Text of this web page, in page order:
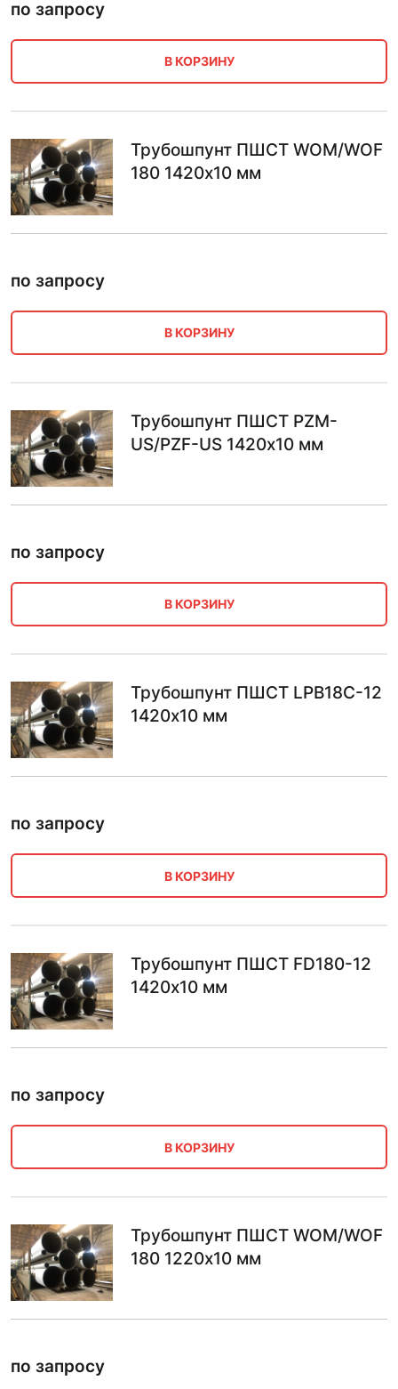
по запросу
В КОРЗИНУ
Трубошпунт ПШСТ WOM/WOF
180 1420х10 мм
по запросу
В КОРЗИНУ
Трубошпунт ПШСТ PZM-
US/PZF-US 1420х10 мм
по запросу
В КОРЗИНУ
Трубошпунт ПШСТ LPB18C-12
1420х10 мм
по запросу
В КОРЗИНУ
Трубошпунт ПШСТ FD180-12
1420х10 мм
по запросу
В КОРЗИНУ
Трубошпунт ПШСТ WOM/WOF
180 1220х10 мм
по запросу